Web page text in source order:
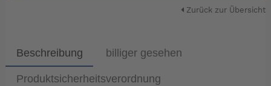
Zurück zur Übersicht
Beschreibung billiger gesehen
Produktsicherheitsverordnung